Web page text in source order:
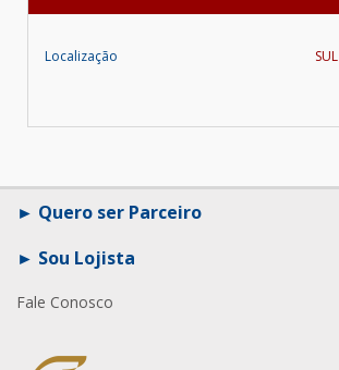
Localização SUL
Quero ser Parceiro
Sou Lojista
Fale Conosco